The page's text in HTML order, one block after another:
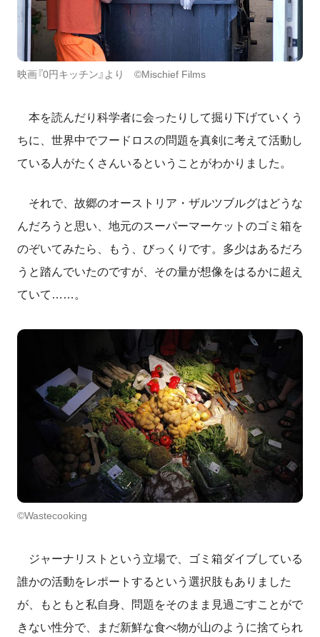
映画『0円キッチン』より ©Mischief Films
本を読んだり科学者に会ったりして掘り下げていくう
ちに、世界中でフードロスの問題を真剣に考えて活動し
ている人がたくさんいるということがわかりました。
それで、故郷のオーストリア・ザルツブルグはどうな
んだろうと思い、地元のスーパーマーケットのゴミ箱を
のぞいてみたら、もう、びっくりです。多少はあるだろ
うと踏んでいたのですが、その量が想像をはるかに超え
ていて……。
©Wastecooking
ジャーナリストという立場で、ゴミ箱ダイブしている
誰かの活動をレポートするという選択肢もありました
が、もともと私自身、問題をそのまま見過ごすことがで
きない性分で、まだ新鮮な食べ物が山のように捨てられ